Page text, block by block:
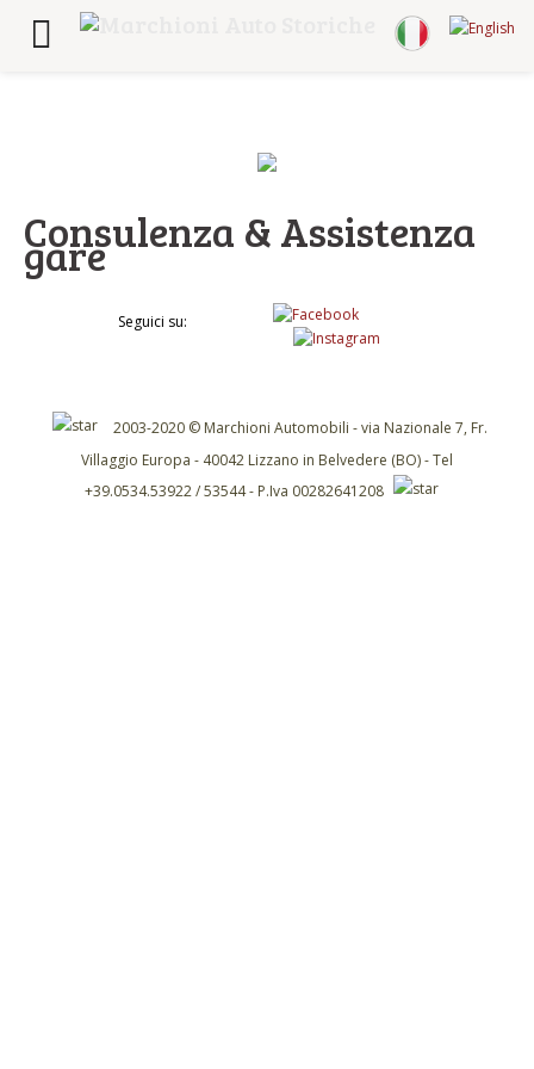
Consulenza & Assistenza
gare
Seguici su:
2003-2020 © Marchioni Automobili - via Nazionale 7, Fr.
Villaggio Europa - 40042 Lizzano in Belvedere (BO) - Tel
+39.0534.53922 / 53544 - P.Iva 00282641208